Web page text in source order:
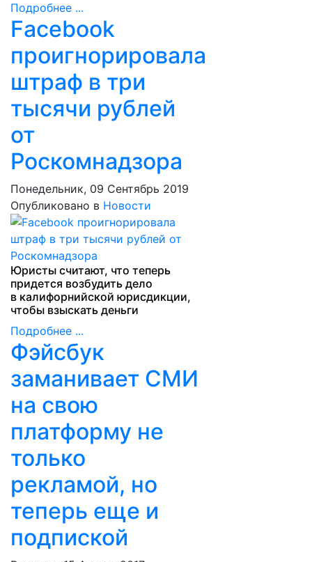
Подробнее ...
Facebook
проигнорировала
штраф в три
тысячи рублей
от
Роскомнадзора
Понедельник, 09 Сентябрь 2019
Опубликовано в Новости
Юристы считают, что теперь
придется возбудить дело
в калифорнийской юрисдикции,
чтобы взыскать деньги
Подробнее ...
Фэйсбук
заманивает СМИ
на свою
платформу не
только
рекламой, но
теперь еще и
подпиской